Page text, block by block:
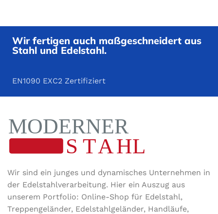
Wir fertigen auch maßgeschneidert aus
Stahl und Edelstahl.
EN1090 EXC2 Zertifiziert
Wir sind ein junges und dynamisches Unternehmen in
der Edel­stahl­ver­arbeitung. Hier ein Auszug aus
unserem Portfolio: Online-Shop für Edelstahl,
Treppengeländer, Edelstahlgeländer, Handläufe,